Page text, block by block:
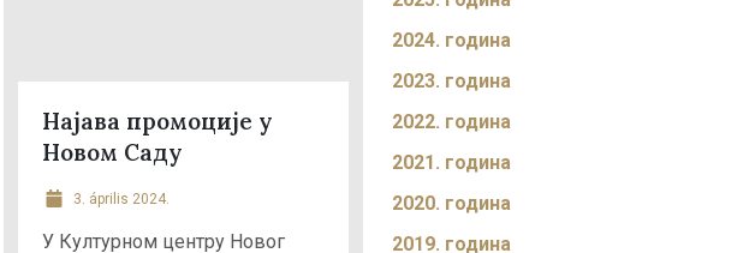
Најава промоције у
Новом Саду
3. április 2024.
У Културном центру Новог
2024. година
2023. година
2022. година
2021. година
2020. година
2019. година